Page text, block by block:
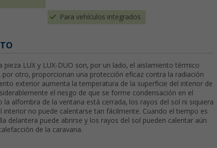
Para vehículos integrados
pieza LUX y LUX-DUO son, por un lado, el aislamiento térmico
por otro, proporcionan una protección eficaz contra la radiación
exterior aumenta la temperatura de la superficie del interior de
el riesgo de que se forme condensación en el
la alfombra de la ventana está cerrada, los rayos del sol ni siquiera
interior no puede calentarse tan fácilmente. Cuando el tiempo es
delantera puede abrirse y los rayos del sol pueden calentar aún
de la caravana.